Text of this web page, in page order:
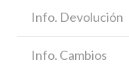
Info. Devolución
Info. Cambios